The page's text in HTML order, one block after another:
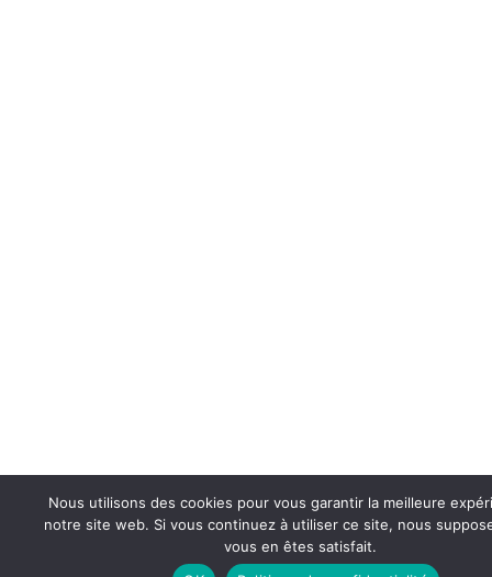
Nous utilisons des cookies pour vous garantir la meilleure
notre site web. Si vous continuez à utiliser ce site, nous
vous en êtes satisfait.